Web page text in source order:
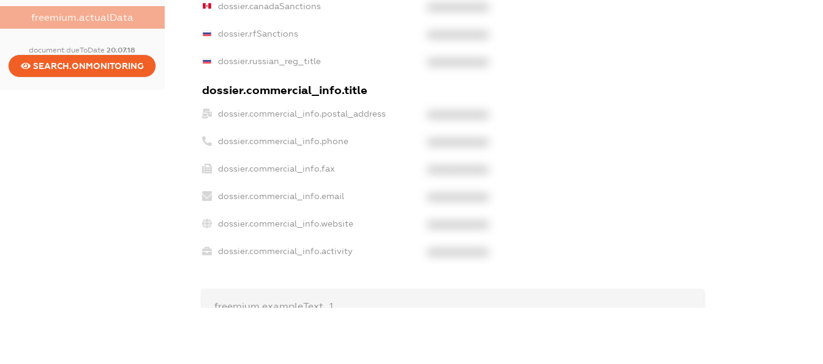
freemium.actualData
document.dueToDate20.07.18
SEARCH.ONMONITORING
dossier.canadaSanctions
dossier.rfSanctions
dossier.russian_reg_title
dossier.commercial_info.title
dossier.commercial_info.postal_address
dossier.commercial_info.phone
dossier.commercial_info.fax
dossier.commercial_info.email
dossier.commercial_info.website
dossier.commercial_info.activity
freemium.exampleText_1